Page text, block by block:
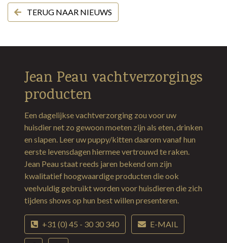
TERUG NAAR NIEUWS
Jean Peau vachtverzorgings
producten
Een dagelijkse vachtverzorging zou voor uw
huisdier net zo gewoon moeten zijn als eten, drinken
en slapen. Leer uw puppy/kitten daarom vanaf hun
eerste levensdagen hiermee vertrouwd te raken.
Jean Peau staat reeds jaren bekend om zijn
kwalitatief hoogwaardige producten die ook
veelvuldig gebruikt worden voor huisdieren die zich
tijdens shows op hun best willen presenteren.
+31 (0) 45 - 30 30 340 E-MAIL